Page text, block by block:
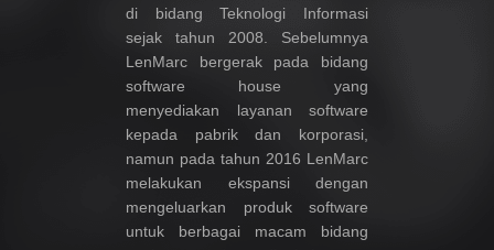
di bidang Teknologi Informasi
sejak tahun 2008. Sebelumnya
LenMarc bergerak pada bidang
software house yang
menyediakan layanan software
kepada pabrik dan korporasi,
namun pada tahun 2016 LenMarc
melakukan ekspansi dengan
mengeluarkan produk software
untuk berbagai macam bidang